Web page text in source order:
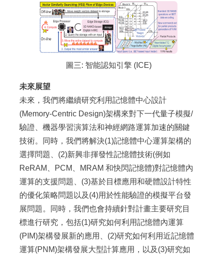
圖三: 智能認知引擎 (ICE)
未來展望
未來，我們將繼續研究利用記憶體中心設計
(Memory-Centric Design)架構來對下一代量子模擬/
驗證、機器學習演算法和神經網路運算加速的關鍵
技術。同時，我們將解決(1)記憶體中心運算架構的
選擇問題、(2)新興非揮發性記憶體技術(例如
ReRAM、PCM、MRAM 和快閃記憶體)對記憶體內
運算的支援問題、(3)基於目標應用和硬體設計特性
的優化策略問題以及(4)用於性能驗證的模擬平台發
展問題。同時，我們也會持續針對計畫主要研究目
標進行研究，包括(1)研究如何利用記憶體內運算
(PIM)架構發展新的應用、(2)研究如何利用近記憶體
運算(PNM)架構發展大型計算應用，以及(3)研究如